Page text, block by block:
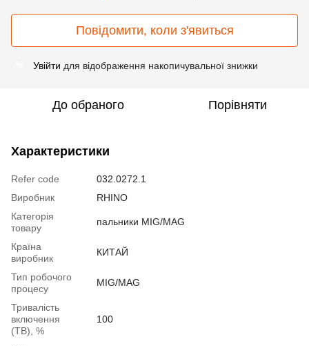
Повідомити, коли з'явиться
Увійти для відображення накопичувальної знижки
До обраного Порівняти
Характеристики
Refer code
032.0272.1
Виробник
RHINO
Категорія
товару
пальники MIG/MAG
Країна
виробник
КИТАЙ
Тип робочого
процесу
MIG/MAG
Тривалість
включення
(ТВ), %
100